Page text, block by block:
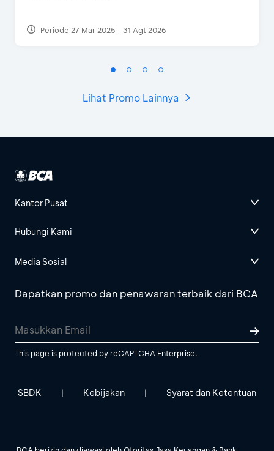
Periode 27 Mar 2025 - 31 Agt 2026
Lihat Promo Lainnya
Kantor Pusat
Hubungi Kami
Media Sosial
Dapatkan promo dan penawaran terbaik dari BCA
This page is protected by reCAPTCHA Enterprise.
SBDK | Kebijakan | Syarat dan Ketentuan